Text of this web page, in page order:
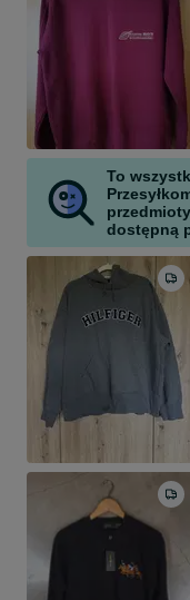
To
dostępną